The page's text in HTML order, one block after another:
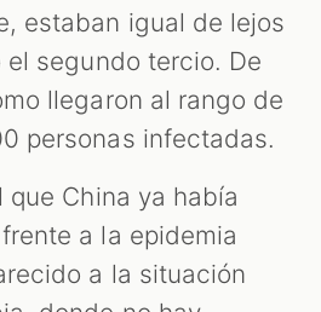
estaban igual de lejos
segundo tercio. De
llegaron al rango de
personas infectadas.
que China ya había
a la epidemia
a la situación